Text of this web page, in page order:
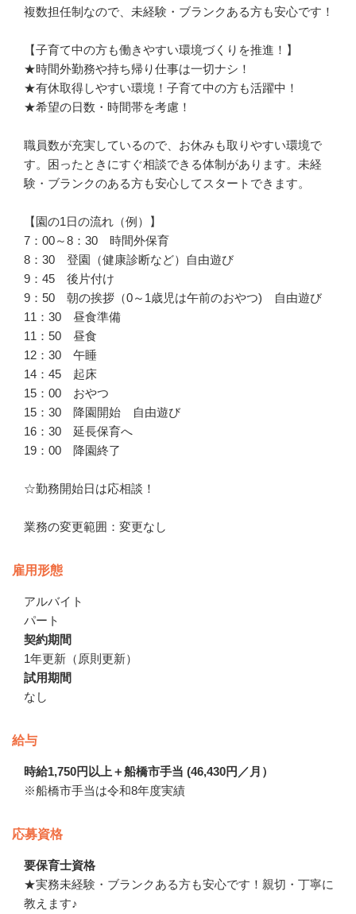
複数担任制なので、未経験・ブランクある方も安心です！
【子育て中の方も働きやすい環境づくりを推進！】
★時間外勤務や持ち帰り仕事は一切ナシ！
★有休取得しやすい環境！子育て中の方も活躍中！
★希望の日数・時間帯を考慮！
職員数が充実しているので、お休みも取りやすい環境で
す。困ったときにすぐ相談できる体制があります。未経
験・ブランクのある方も安心してスタートできます。
【園の1日の流れ（例）】
7：00～8：30　時間外保育
8：30　登園（健康診断など）自由遊び
9：45　後片付け
9：50　朝の挨拶（0～1歳児は午前のおやつ)　自由遊び
11：30　昼食準備
11：50　昼食
12：30　午睡
14：45　起床
15：00　おやつ
15：30　降園開始　自由遊び
16：30　延長保育へ
19：00　降園終了
☆勤務開始日は応相談！
業務の変更範囲：変更なし
雇用形態
アルバイト
パート
契約期間
1年更新（原則更新）
試用期間
なし
給与
時給1,750円以上＋船橋市手当 (46,430円／月）
※船橋市手当は令和8年度実績
応募資格
要保育士資格
★実務未経験・ブランクある方も安心です！親切・丁寧に
教えます♪